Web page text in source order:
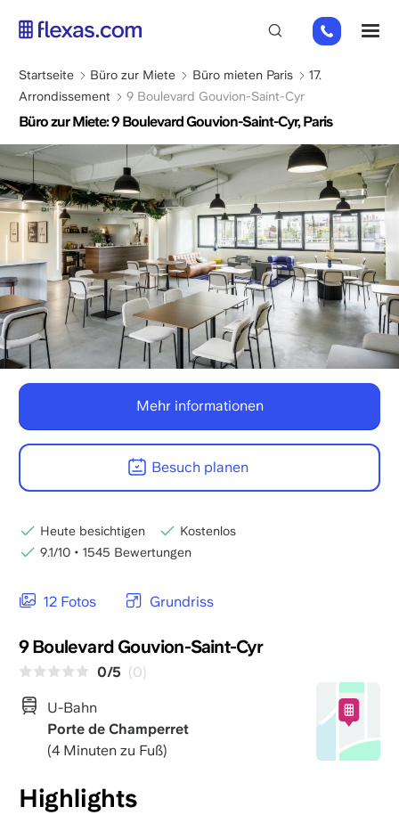
zum
01
82
88
80
Pfadnavigation
Startseite Büro zur Miete Büro mieten Paris
17.
Arrondissement
9 Boulevard Gouvion-Saint-Cyr
Büro zur Miete: 9 Boulevard Gouvion-Saint-Cyr, Paris
12 Fotos Grundriss
9 Boulevard Gouvion-Saint-Cyr
0/5 (0)
U-Bahn
Porte de Champerret
(4 Minuten zu Fuß)
Highlights
Mehr informationen
Besuch planen
Heute besichtigen
Kostenlos
9.1/10 • 1545 Bewertungen